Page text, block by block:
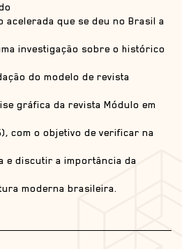
acelerada que se deu no Brasil a
investigação sobre o histórico
do modelo de revista
gráfica da revista Módulo em
com o objetivo de verificar na
e discutir a importância da
moderna brasileira.